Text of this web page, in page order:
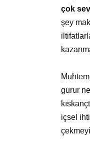
çok
şey
gurur
içsel